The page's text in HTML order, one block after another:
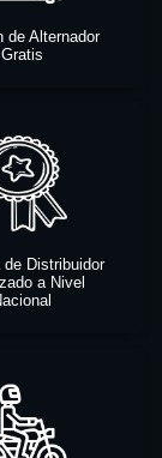
de Alternador
Gratis
Distribuidor
a Nivel